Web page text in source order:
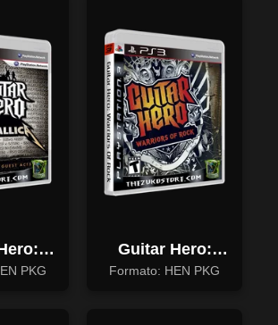
PKG
Guitar Hero:
Warriors Of
Formato: HEN PKG